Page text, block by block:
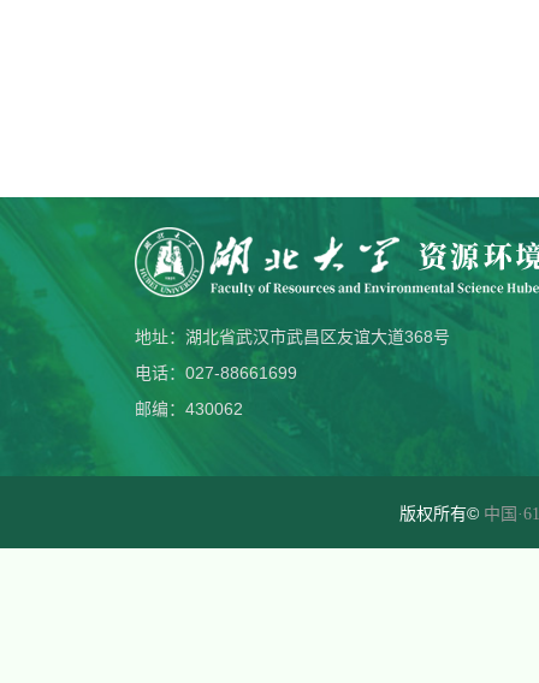
地址：湖北省武汉市武昌区友谊大道368号
电话：027-88661699
邮编：430062
版权所有© 中国